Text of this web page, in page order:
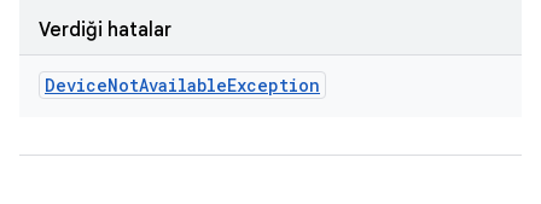
Verdiği hatalar
DeviceNotAvailableException